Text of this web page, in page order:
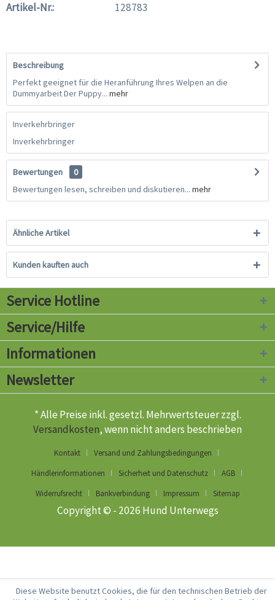
Artikel-Nr.: 128783
Beschreibung
Perfekt geeignet für die Heranführung Ihres Welpen an die
Dummyarbeit Der Puppy... mehr
Inverkehrbringer
Inverkehrbringer
Bewertungen
0
Bewertungen lesen, schreiben und diskutieren... mehr
Ähnliche Artikel
Kunden kauften auch
Service Hotline
Service/Hilfe
Informationen
Newsletter
* Alle Preise inkl. gesetzl. Mehrwertsteuer zzgl.
Versandkosten, wenn nicht anders beschrieben
Kontakt
Versand und Zahlungsbedingungen
Händlerinformationen
Sicherheit und Datenschutz
AGB
Widerrufsrecht
Bankverbindung Impressum Sitemap
Copyright © - 2026 Hund Unterwegs
Diese Website benutzt Cookies, die für den technischen Betrieb der